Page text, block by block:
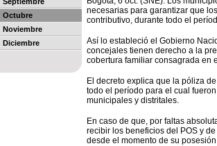
Octubre
Noviembre
Diciembre
necesarias para garantizar que
contributivo, durante todo el
Así lo estableció el Gobierno
concejales tienen derecho a la
cobertura familiar consagrada en
El decreto explica que la póliza
todo el período para el cual
municipales y distritales.
En caso de que, por faltas
recibir los beneficios del POS y
desde el momento de su